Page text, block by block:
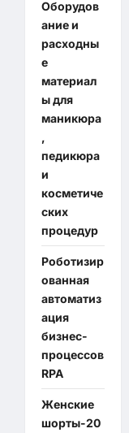
Оборудов
ание и
расходны
е
материал
ы для
маникюра
,
педикюра
и
косметиче
ских
процедур
Роботизир
ованная
автоматиз
ация
бизнес-
процессов
RPA
Женские
шорты-20